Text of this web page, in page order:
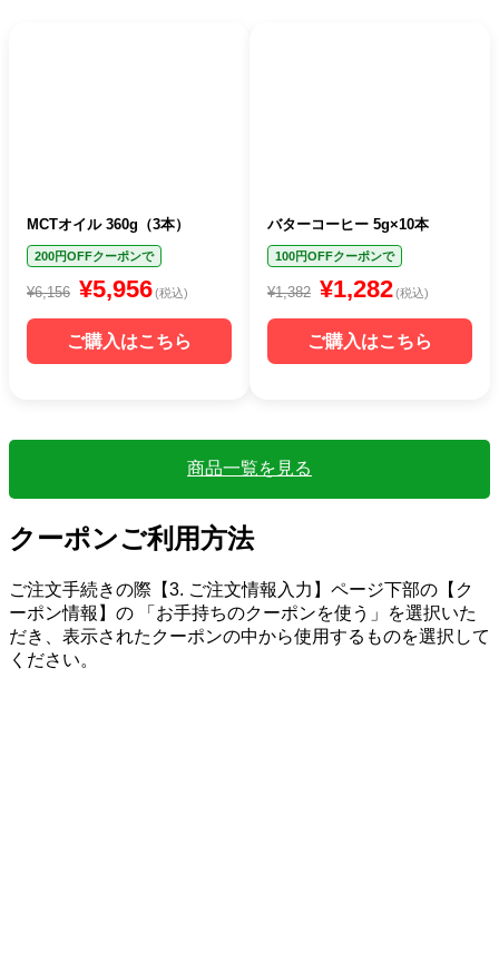
MCTオイル 360g（3本）
200円OFFクーポンで
¥6,156 ¥5,956(税込)
ご購入はこちら
バターコーヒー 5g×10本
100円OFFクーポンで
¥1,382 ¥1,282(税込)
ご購入はこちら
商品一覧を見る
クーポンご利用方法
ご注文手続きの際【3. ご注文情報入力】ページ下部の【ク
ーポン情報】の 「お手持ちのクーポンを使う」を選択いた
だき、表示されたクーポンの中から使用するものを選択して
ください。